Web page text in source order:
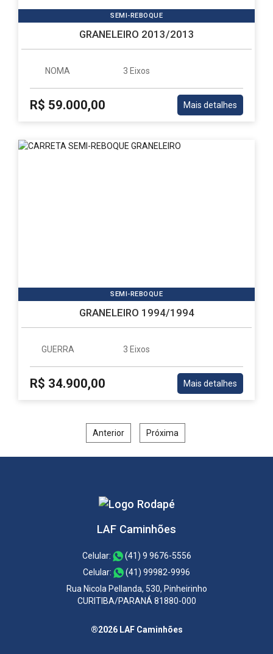
SEMI-REBOQUE
GRANELEIRO 2013/2013
NOMA 3 Eixos
R$ 59.000,00 Mais detalhes
SEMI-REBOQUE
GRANELEIRO 1994/1994
GUERRA 3 Eixos
R$ 34.900,00 Mais detalhes
Anterior Próxima
LAF Caminhões
Celular:
(41) 9 9676-5556
Celular:
(41) 99982-9996
Rua Nicola Pellanda, 530, Pinheirinho
CURITIBA/PARANÁ 81880-000
®2026 LAF Caminhões